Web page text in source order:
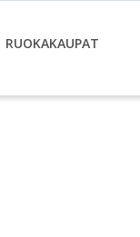
RUOKAKAUPAT